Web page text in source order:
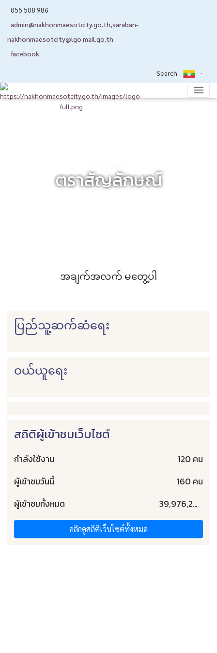
055 508 986
admin@nakhonmaesotcity.go.th,saraban-
nakhonmaesotcity@lgo.mail.go.th
facebook
Search
ตราสัญลักษณ์
အချက်အလက် မတွေ့ပါ
ပြည်သူ့ဆက်ဆံရေး
ဝယ်ယူရေး
สถิติผู้เข้าชมเว็บไซต์
กำลังใช้งาน
120 คน
ผู้เข้าชมวันนี้
160 คน
ผู้เข้าชมทั้งหมด
39,976,203 คน
คลิกดูสถิติเว็บไซต์ทั้งหมด